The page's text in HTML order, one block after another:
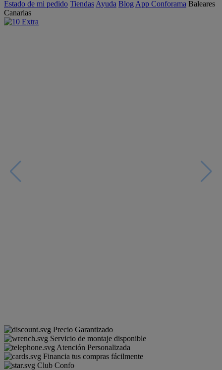
Estado de mi pedido Tiendas Ayuda Blog App Conforama Baleares
Canarias
Precio Garantizado
Servicio de montaje disponible
Atención Personalizada
Financia tus compras fácilmente
Club Confo